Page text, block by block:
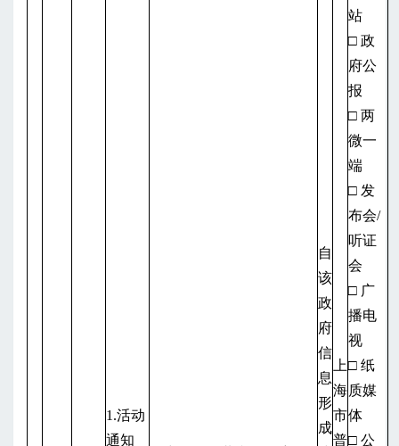
1.活动
通知
自
该
政
府
信
息
形
成
上
海
市
普
站
□ 政
府公
报
□ 两
微一
端
□ 发
布会/
听证
会
□ 广
播电
视
□ 纸
质媒
体
□ 公